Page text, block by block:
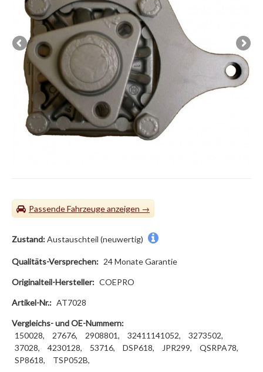
Passende Fahrzeuge
Zustand:Austauschteil (neuwertig)
Qualitäts-Versprechen: 24 Monate Garantie
Originalteil-Hersteller: COEPRO
Artikel-Nr.: AT7028
Vergleichs- und OE-Nummern:
150028,
27676, 2908801, 32411141052,
3273502,
37028,
4230128, 53716, DSP618, JPR299,
QSRPA78,
SP8618,
TSP052B,